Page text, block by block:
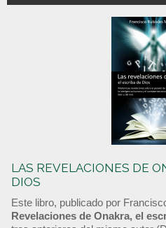
LAS REVELACIONES DE
DIOS
Este libro, publicado por
Revelaciones de Onakra, el